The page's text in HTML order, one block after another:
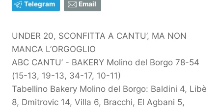
Telegram Email
UNDER 20, SCONFITTA A CANTU’, MA NON
MANCA L’ORGOGLIO
ABC CANTU’ - BAKERY Molino del Borgo 78-54
(15-13, 19-13, 34-17, 10-11)
Tabellino Bakery Molino del Borgo: Baldini 4, Libè
8, Dmitrovic 14, Villa 6, Bracchi, El Agbani 5,